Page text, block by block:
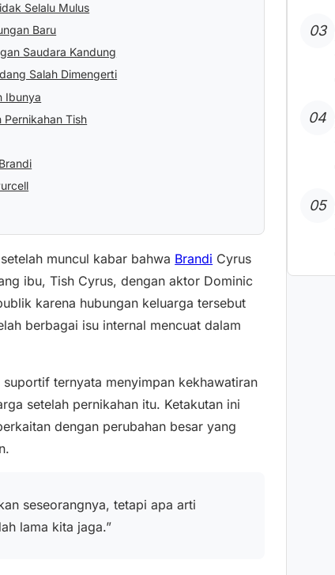
Selalu Mulus
Baru
Saudara Kandung
Salah Dimengerti
Ibunya
Pernikahan Tish
muncul kabar bahwa Brandi Cyrus
ibu, Tish Cyrus, dengan aktor Dominic
karena hubungan keluarga tersebut
berbagai isu internal mencuat dalam
ternyata menyimpan kekhawatiran
setelah pernikahan itu. Ketakutan ini
dengan perubahan besar yang
seseorangnya, tetapi apa arti
lama kita jaga.”
03
04
05